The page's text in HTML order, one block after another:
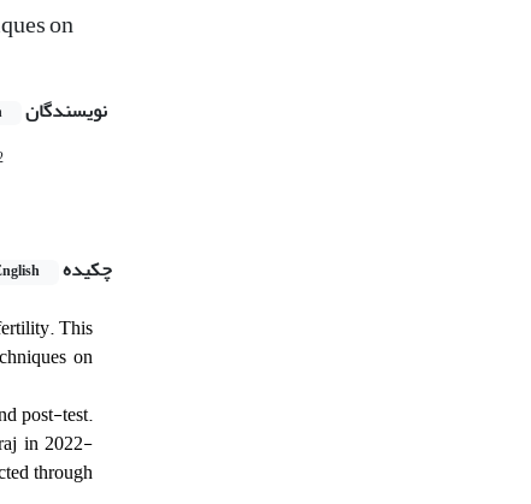
on
نویسندگان
چکیده
This
on
post-test.
in 2022-
through